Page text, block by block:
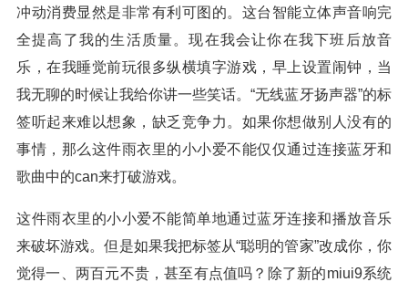
冲动消费显然是非常有利可图的。这台智能立体声音响完
全提高了我的生活质量。现在我会让你在我下班后放音
乐，在我睡觉前玩很多纵横填字游戏，早上设置闹钟，当
我无聊的时候让我给你讲一些笑话。“无线蓝牙扬声器”的标
签听起来难以想象，缺乏竞争力。如果你想做别人没有的
事情，那么这件雨衣里的小小爱不能仅仅通过连接蓝牙和
歌曲中的can来打破游戏。
这件雨衣里的小小爱不能简单地通过蓝牙连接和播放音乐
来破坏游戏。但是如果我把标签从“聪明的管家”改成你，你
觉得一、两百元不贵，甚至有点值吗？除了新的miui9系统